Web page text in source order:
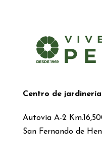
Centro de
Autovía A-2
San Fernando de